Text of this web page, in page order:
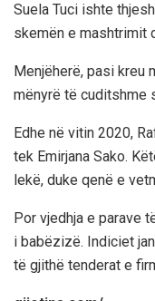
Suela Tuci ishte
skemën e mashtrimit
Menjëherë, pasi kreu
mënyrë të cuditshme
Edhe në vitin 2020,
tek Emirjana Sako.
lekë, duke qenë e
Por vjedhja e parave
i babëzizë. Indiciet
të gjithë tenderat e